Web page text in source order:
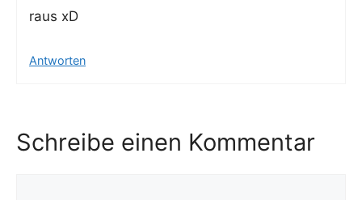
raus xD
Antworten
Schreibe einen Kommentar